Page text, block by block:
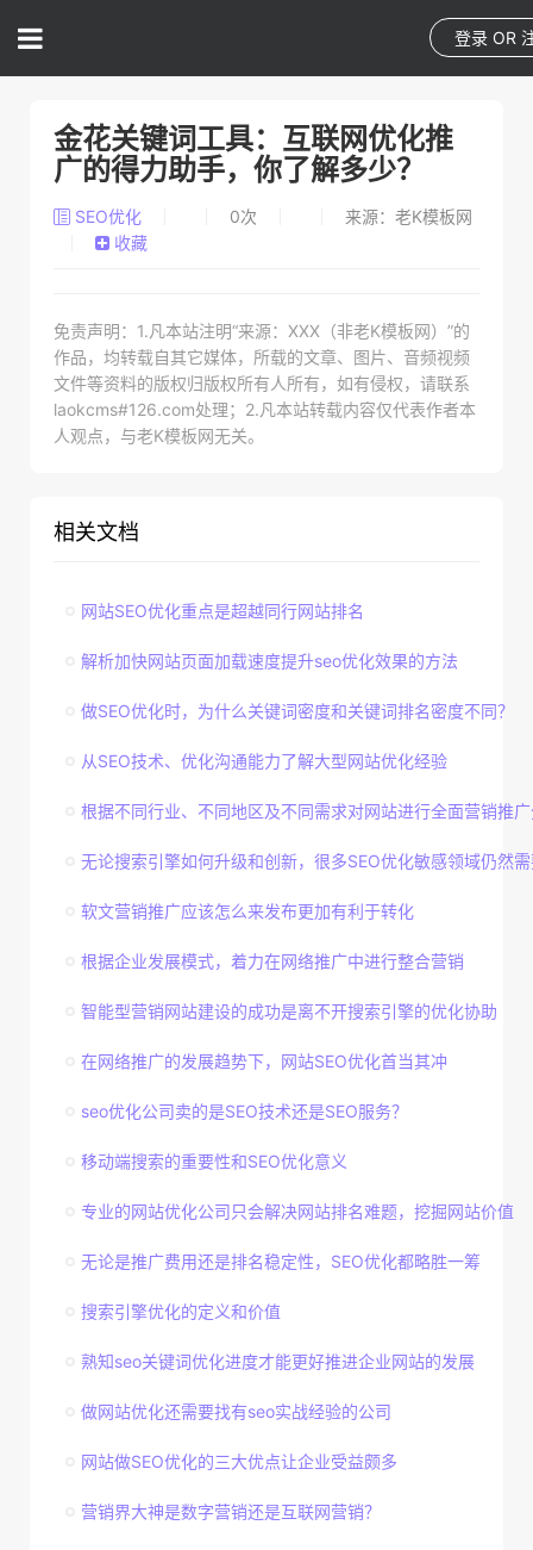
登录 OR
金花关键词工具：互联网优化推
广的得力助手，你了解多少？
SEO优化 0次
来源：老K模板网
收藏
免责声明：1.凡本站注明“来源：XXX（非老K模板网）”的
作品，均转载自其它媒体，所载的文章、图片、音频视频
文件等资料的版权归版权所有人所有，如有侵权，请联系
laokcms#126.com处理；2.凡本站转载内容仅代表作者本
人观点，与老K模板网无关。
相关文档
网站SEO优化重点是超越同行网站排名
解析加快网站页面加载速度提升seo优化效果的方法
做SEO优化时，为什么关键词密度和关键词排名密度不同？
从SEO技术、优化沟通能力了解大型网站优化经验
根据不同行业、不同地区及不同需求对网站进行全面营销推
无论搜索引擎如何升级和创新，很多SEO优化敏感领域仍然
软文营销推广应该怎么来发布更加有利于转化
根据企业发展模式，着力在网络推广中进行整合营销
智能型营销网站建设的成功是离不开搜索引擎的优化协助
在网络推广的发展趋势下，网站SEO优化首当其冲
seo优化公司卖的是SEO技术还是SEO服务？
移动端搜索的重要性和SEO优化意义
专业的网站优化公司只会解决网站排名难题，挖掘网站价值
无论是推广费用还是排名稳定性，SEO优化都略胜一筹
搜索引擎优化的定义和价值
熟知seo关键词优化进度才能更好推进企业网站的发展
做网站优化还需要找有seo实战经验的公司
网站做SEO优化的三大优点让企业受益颇多
营销界大神是数字营销还是互联网营销？